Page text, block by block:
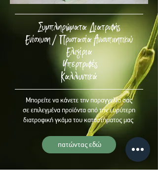
Συμπληρώματα Διατροφής
Ενίσχυση / Προστασία Ανοσοποιητικού
Ελιξίρια
Υπερτροφές
Καλλυντικά
Μπορείτε να κάνετε την παραγγελία σας
σε επιλεγμένα προϊόντα από την ευρύτερη
διατροφική γκάμα του καταστήματος μας
πατώντας εδώ